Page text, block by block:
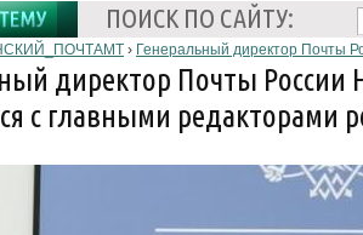
ПОИСК ПО САЙТУ:
› Генеральный директор Почты
директор Почты России
с главными редакторами